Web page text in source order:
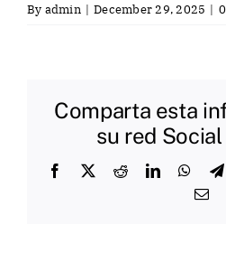
By admin | December 29, 2025 |
Comparta esta
su red
Facebook
X RedditLinkedIn